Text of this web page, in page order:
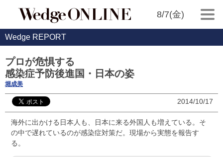
8/7(金)
Wedge REPORT
プロが危惧する
感染症予防後進国・日本の姿
堀成美
2014/10/17
海外に出かける日本人も、日本に来る外国人も増えている。そ
の中で遅れているのが感染症対策だ。現場から実態を報告す
る。